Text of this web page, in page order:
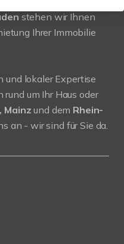
stehen wir Ihnen
Ihrer Immobilie
und lokaler Expertise
um Ihr Haus oder
Mainzund dem Rhein-
an - wir sind für Sie da.